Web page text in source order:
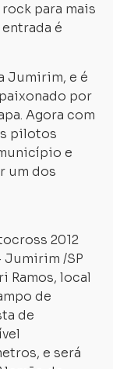
para mais
é
Jumirim, e é
por
Agora com
pilotos
e
um dos
2012
Jumirim /SP
Ramos, local
de
de
e será